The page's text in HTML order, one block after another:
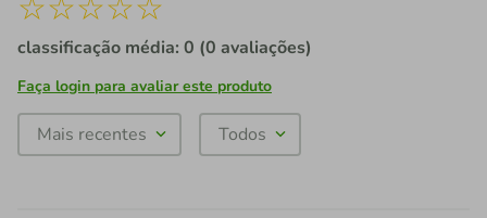
classificação média: 0 (0 avaliações)
Faça login para avaliar este produto
Mais recentes Todos